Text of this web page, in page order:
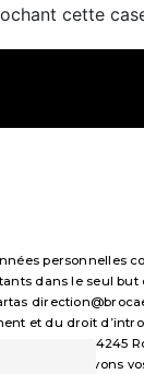
cette
personnelles
dans le seul but
et du droit
à l'adresse
Nous conservons